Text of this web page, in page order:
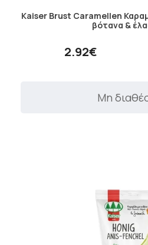
Kaiser Brust Caramellen
βότανα &
2.92€
Μη